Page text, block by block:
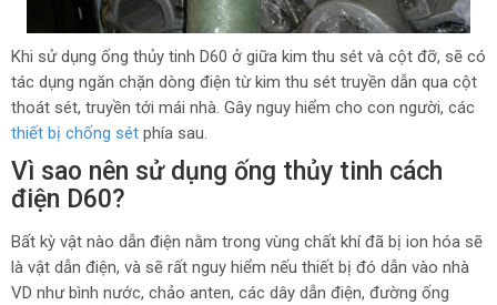
Khi sử dụng ống thủy tinh D60 ở giữa kim thu sét và cột đỡ, sẽ có
tác dụng ngăn chặn dòng điện từ kim thu sét truyền dẫn qua cột
thoát sét, truyền tới mái nhà. Gây nguy hiểm cho con người, các
thiết bị chống sét phía sau.
Vì sao nên sử dụng ống thủy tinh cách
điện D60?
Bất kỳ vật nào dẫn điện nằm trong vùng chất khí đã bị ion hóa sẽ
là vật dẫn điện, và sẽ rất nguy hiểm nếu thiết bị đó dẫn vào nhà
VD như bình nước, chảo anten, các dây dẫn điện, đường ống